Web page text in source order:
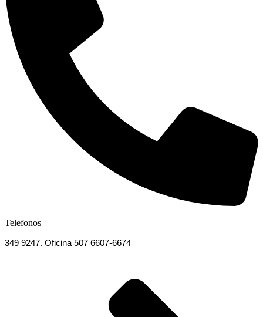
Telefonos
349 9247. Oficina 507 6607-6674